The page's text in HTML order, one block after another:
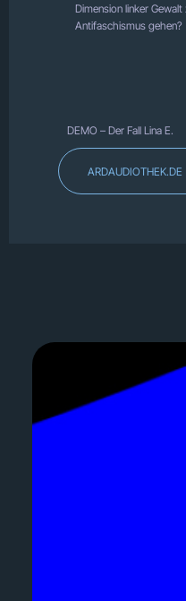
Dimension linker
Antifaschismus gehen?
DEMO – Der Fall Lina E.
ARDAUDIOTHEK.DE